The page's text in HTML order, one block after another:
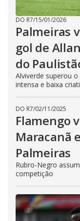
DO R7/15/01/2026
Palmeiras
gol de
do
Alviverde superou
intensa e baixa
DO R7/02/11/2025
Flamengo
Maracanã
Palmeiras
Rubro-Negro
competição